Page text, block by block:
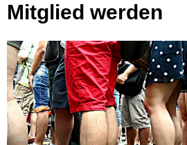
to
Mitglied werden